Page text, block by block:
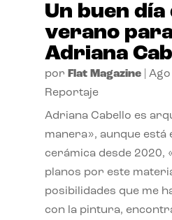
Un buen día
verano
Adriana
por Flat Magazine|
Reportaje
Adriana Cabello es
manera», aunque está
cerámica desde 2020,
planos por este
posibilidades que me
con la pintura,